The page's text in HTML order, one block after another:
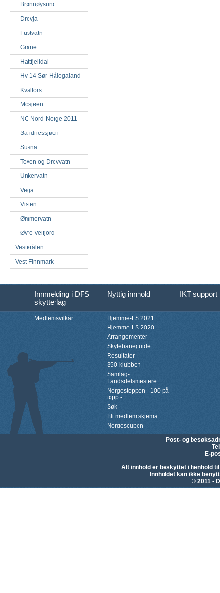
Brønnøysund
Drevja
Fustvatn
Grane
Hattfjelldal
Hv-14 Sør-Hålogaland
Kvalfors
Mosjøen
NC Nord-Norge 2011
Sandnessjøen
Susna
Toven og Drevvatn
Unkervatn
Vega
Visten
Ømmervatn
Øvre Velfjord
Vesterålen
Vest-Finnmark
Innmelding i DFS
skytterlag
Nyttig innhold IKT support
Medlemsvilkår
Hjemme-LS 2021
Hjemme-LS 2020
Arrangementer
Skytebaneguide
Resultater
350-klubben
Samlag-
Landsdelsmestere
Norgestoppen - 100 på
topp -
Søk
Bli medlem skjema
Norgescupen
Post- og
E-
Alt innhold er beskyttet i henhold
Innholdet kan ikke
© 2011 -